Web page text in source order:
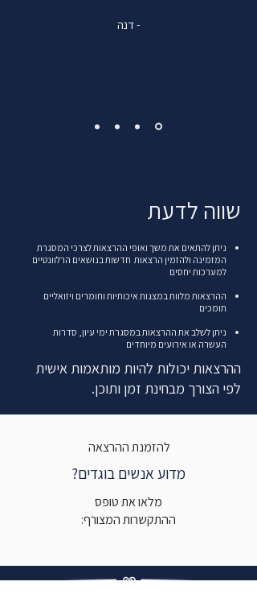
- דנה
שווה לדעת
ניתן להתאים את משך ואופי ההרצאות לצרכי המסגרת
המזמינה ולהזמין הרצאות חדשות בנושאים הרלוונטיים
למערכות יחסים
ההרצאות מלוות במצגות איכותיות וחומרים ויזואליים
תומכים
ניתן לשלב את ההרצאות במסגרת ימי עיון, סדרות
העשרה או אירועים מיוחדים
ההרצאות יכולות להיות מותאמות אישית
לפי הצורך מבחינת זמן ותוכן.
להזמנת ההרצאה
מדוע אנשים בוגדים?
מלאו את טופס
ההתקשרות המצורף: